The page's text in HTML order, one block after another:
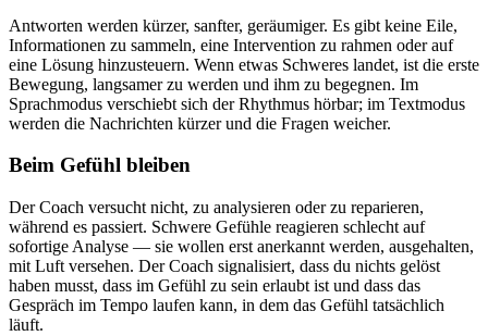
Antworten werden kürzer, sanfter, geräumiger. Es gibt keine Eile,
Informationen zu sammeln, eine Intervention zu rahmen oder auf
eine Lösung hinzusteuern. Wenn etwas Schweres landet, ist die erste
Bewegung, langsamer zu werden und ihm zu begegnen. Im
Sprachmodus verschiebt sich der Rhythmus hörbar; im Textmodus
werden die Nachrichten kürzer und die Fragen weicher.
Beim Gefühl bleiben
Der Coach versucht nicht, zu analysieren oder zu reparieren,
während es passiert. Schwere Gefühle reagieren schlecht auf
sofortige Analyse — sie wollen erst anerkannt werden, ausgehalten,
mit Luft versehen. Der Coach signalisiert, dass du nichts gelöst
haben musst, dass im Gefühl zu sein erlaubt ist und dass das
Gespräch im Tempo laufen kann, in dem das Gefühl tatsächlich
läuft.